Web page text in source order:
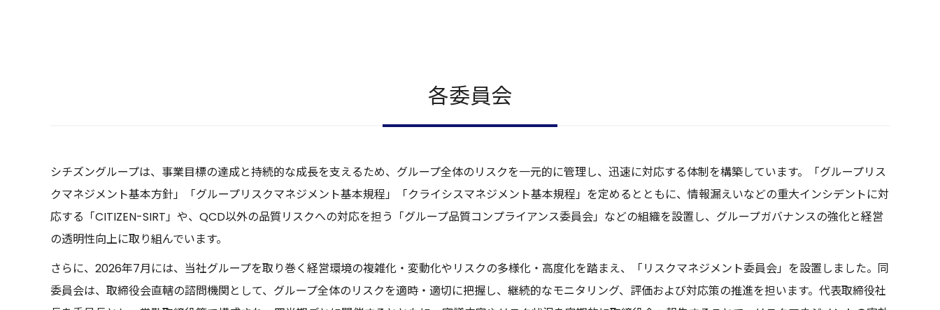
各委員会
シチズングループは、事業目標の達成と持続的な成長を支えるため、グループ全体のリスクを一元的に管理し、迅速に対応する体制を構築しています。「グループリス
クマネジメント基本方針」「グループリスクマネジメント基本規程」「クライシスマネジメント基本規程」を定めるとともに、情報漏えいなどの重大インシデントに対
応する「CITIZEN-SIRT」や、QCD以外の品質リスクへの対応を担う「グループ品質コンプライアンス委員会」などの組織を設置し、グループガバナンスの強化と経営
の透明性向上に取り組んでいます。
さらに、2026年7月には、当社グループを取り巻く経営環境の複雑化・変動化やリスクの多様化・高度化を踏まえ、「リスクマネジメント委員会」を設置しました。同
委員会は、取締役会直轄の諮問機関として、グループ全体のリスクを適時・適切に把握し、継続的なモニタリング、評価および対応策の推進を担います。代表取締役社